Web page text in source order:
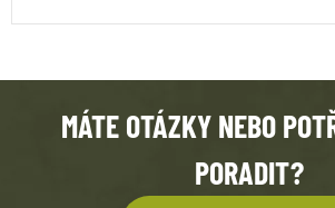
MÁTE OTÁZKY NEBO
PORADIT?